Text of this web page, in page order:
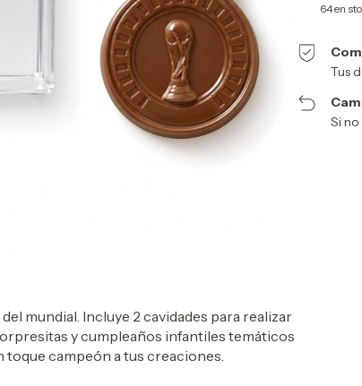
64en
Tus
Si
mundial. Incluye 2 cavidades para realizar
y cumpleaños infantiles temáticos
campeón a tus creaciones.